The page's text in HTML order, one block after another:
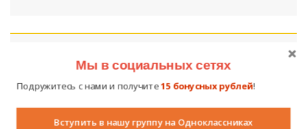
3 октября 2017 1356
1
Центры детской активности, оформленные в группе
детского сада для детей.
Мы в социальных сетях
Подружитесь с нами и получите15 бонусных рублей!
Вступить в нашу группу на Одноклассниках